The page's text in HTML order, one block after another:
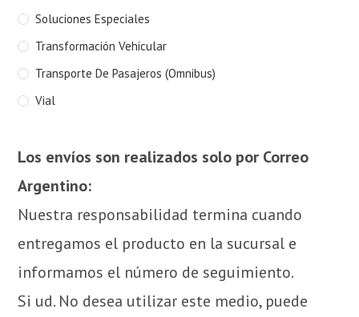
Soluciones Especiales
Transformación Vehicular
Transporte De Pasajeros (Omnibus)
Vial
Los envíos son realizados solo por Correo
Argentino:
Nuestra responsabilidad termina cuando
entregamos el producto en la sucursal e
informamos el número de seguimiento.
Si ud. No desea utilizar este medio, puede